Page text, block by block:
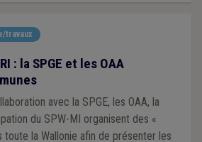
travaux
: la SPGE et les OAA
avec la SPGE, les OAA, la
du SPW-MI organisent des «
toute la Wallonie afin de présenter les